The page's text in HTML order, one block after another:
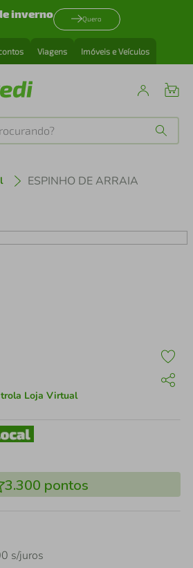
inverno Quero
Viagens Imóveis e Veículos
ESPINHO DE ARRAIA
Loja Virtual
3.300 pontos
s/juros